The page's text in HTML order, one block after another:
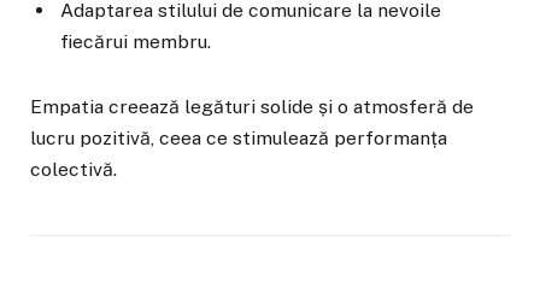
Adaptarea stilului de comunicare la nevoile
fiecărui membru.
Empatia creează legături solide și o atmosferă de
lucru pozitivă, ceea ce stimulează performanța
colectivă.